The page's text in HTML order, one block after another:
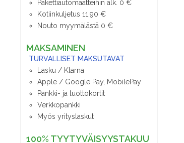
Pakettiautomaatteihin alk. 0 €
Kotiinkuljetus 11,90 €
Nouto myymälästä 0 €
MAKSAMINEN
TURVALLISET MAKSUTAVAT
Lasku / Klarna
Apple / Google Pay, MobilePay
Pankki- ja luottokortit
Verkkopankki
Myös yrityslaskut
100% TYYTYVÄISYYSTAKUU